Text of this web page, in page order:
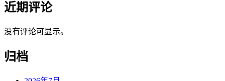
近期评论
没有评论可显示。
归档